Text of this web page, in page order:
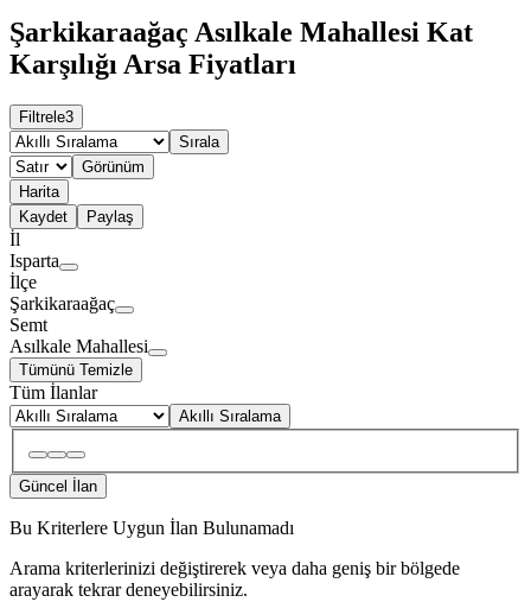
Şarkikaraağaç Asılkale Mahallesi Kat
Karşılığı Arsa Fiyatları
Filtrele3
Sırala
Görünüm
Harita
Kaydet
Paylaş
İl
Isparta
İlçe
Şarkikaraağaç
Semt
Asılkale Mahallesi
Tümünü Temizle
Tüm İlanlar
Akıllı Sıralama
Güncel İlan
Bu Kriterlere Uygun İlan Bulunamadı
Arama kriterlerinizi değiştirerek veya daha geniş bir bölgede
arayarak tekrar deneyebilirsiniz.